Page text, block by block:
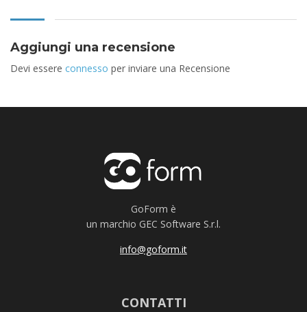
Aggiungi una recensione
Devi essere connesso per inviare una Recensione
GoForm è
un marchio GEC Software S.r.l.
info@goform.it
CONTATTI